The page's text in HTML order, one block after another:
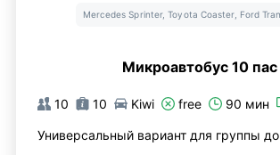
Mercedes Sprinter, Toyota Coaster, Ford
Микроавтобус 10 пас
10 10 Kiwi free 90 мин
Универсальный вариант для группы